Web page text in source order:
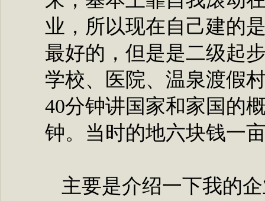
业，所以现在自己建的
最好的，但是是二级起
学校、医院、温泉渡假
40分钟讲国家和家国的
钟。当时的地六块钱一
主要是介绍一下我的